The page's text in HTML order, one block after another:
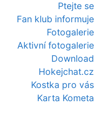
Ptejte se
Fan klub informuje
Fotogalerie
Aktivní fotogalerie
Download
Hokejchat.cz
Kostka pro vás
Karta Kometa